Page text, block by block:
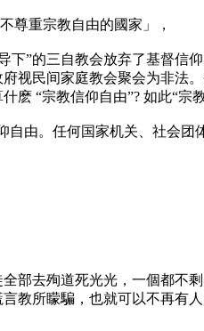
尊重宗教自由的國家」，
”的三自教会放弃了基督
民间家庭教会聚会为非法
麽 “宗教信仰自由”? 如此“宗
自由。任何国家机关、社会
部去殉道死光光，一個都不
教所矇騙，也就可以不再有